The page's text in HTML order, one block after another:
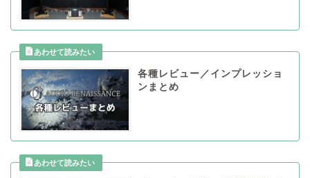
各種レビュー／インプレッショ
ンまとめ